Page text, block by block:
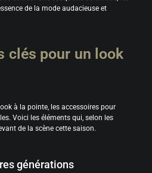
de la mode audacieuse et
clés pour un look
à la pointe, les accessoires pour
Voici les éléments qui, selon les
de la scène cette saison.
générations